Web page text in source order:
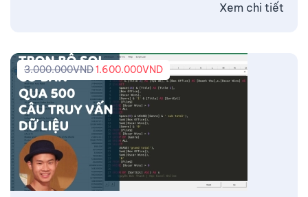
Xem chi tiết
3.000.000VND1.600.000VND